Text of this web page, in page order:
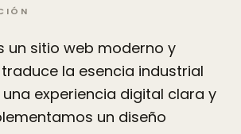
un sitio web moderno y
la esencia industrial
una experiencia digital clara y
un diseño